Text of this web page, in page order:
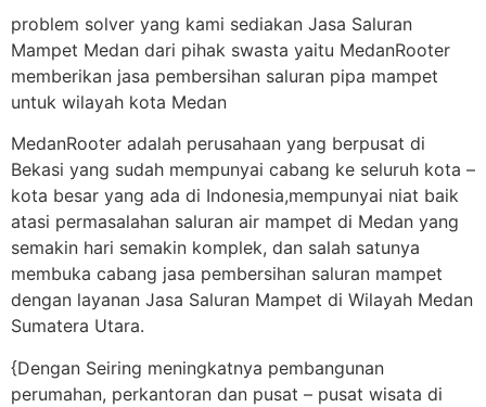
problem solver yang kami sediakan Jasa Saluran
Mampet Medan dari pihak swasta yaitu MedanRooter
memberikan jasa pembersihan saluran pipa mampet
untuk wilayah kota Medan
MedanRooter adalah perusahaan yang berpusat di
Bekasi yang sudah mempunyai cabang ke seluruh kota –
kota besar yang ada di Indonesia,mempunyai niat baik
atasi permasalahan saluran air mampet di Medan yang
semakin hari semakin komplek, dan salah satunya
membuka cabang jasa pembersihan saluran mampet
dengan layanan Jasa Saluran Mampet di Wilayah Medan
Sumatera Utara.
{Dengan Seiring meningkatnya pembangunan
perumahan, perkantoran dan pusat – pusat wisata di